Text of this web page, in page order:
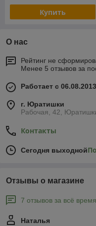
Купить
О нас
Рейтинг не
Менее 5 отзывов за
Работает с 06.08.2013
г. Юратишки
Рабочая, 42,
Контакты
Сегодня выходной
Отзывы о магазине
7 отзывов за всё время
Наталья